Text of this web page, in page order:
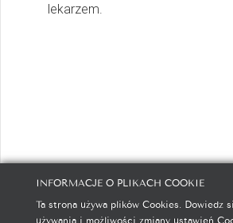
lekarzem.
Polityka prywatności Polityka cookies
INFORMACJE O PLIKACH COOKIE
Ta strona używa plików Cookies. Dowiedz
używania i możliwości zmiany ustawień